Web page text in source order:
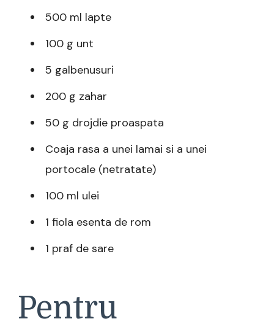
500 ml lapte
100 g unt
5 galbenusuri
200 g zahar
50 g drojdie proaspata
Coaja rasa a unei lamai si a unei
portocale (netratate)
100 ml ulei
1 fiola esenta de rom
1 praf de sare
Pentru